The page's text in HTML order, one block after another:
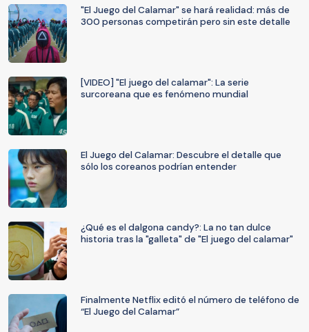
"El Juego del Calamar" se hará realidad: más de
300 personas competirán pero sin este detalle
[VIDEO] "El juego del calamar": La serie
surcoreana que es fenómeno mundial
El Juego del Calamar: Descubre el detalle que
sólo los coreanos podrían entender
¿Qué es el dalgona candy?: La no tan dulce
historia tras la "galleta" de "El juego del calamar"
Finalmente Netflix editó el número de teléfono de
“El Juego del Calamar”